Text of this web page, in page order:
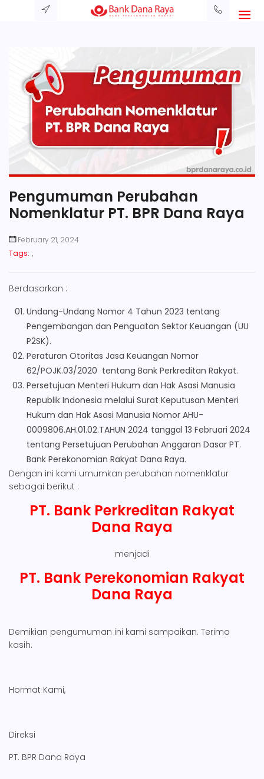
Pengumuman Perubahan
Nomenklatur PT. BPR Dana Raya
February 21, 2024
Tags: ,
Berdasarkan :
Undang-Undang Nomor 4 Tahun 2023 tentang
Pengembangan dan Penguatan Sektor Keuangan (UU
P2SK).
Peraturan Otoritas Jasa Keuangan Nomor
62/POJK.03/2020 tentang Bank Perkreditan Rakyat.
Persetujuan Menteri Hukum dan Hak Asasi Manusia
Republik Indonesia melalui Surat Keputusan Menteri
Hukum dan Hak Asasi Manusia Nomor AHU-
0009806.AH.01.02.TAHUN 2024 tanggal 13 Februari 2024
tentang Persetujuan Perubahan Anggaran Dasar PT.
Bank Perekonomian Rakyat Dana Raya.
Dengan ini kami umumkan perubahan nomenklatur
sebagai berikut :
PT. Bank Perkreditan Rakyat
Dana Raya
menjadi
PT. Bank Perekonomian Rakyat
Dana Raya
Demikian pengumuman ini kami sampaikan. Terima
kasih.
Hormat Kami,
Direksi
PT. BPR Dana Raya